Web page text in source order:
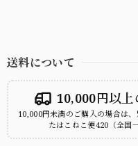
送料について
10,000円以上
10,000円未満のご購入の場合は
たはこねこ便420（全国